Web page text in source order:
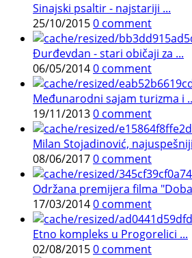
Sinajski psaltir - najstariji ...
25/10/20150 comment
Đurđevdan - stari običaji za ...
06/05/20140 comment
Međunarodni sajam turizma i
19/11/20130 comment
Milan Stojadinović,
08/06/20170 comment
Održana premijera filma
17/03/20140 comment
Etno kompleks u Progorelici ...
02/08/20150 comment